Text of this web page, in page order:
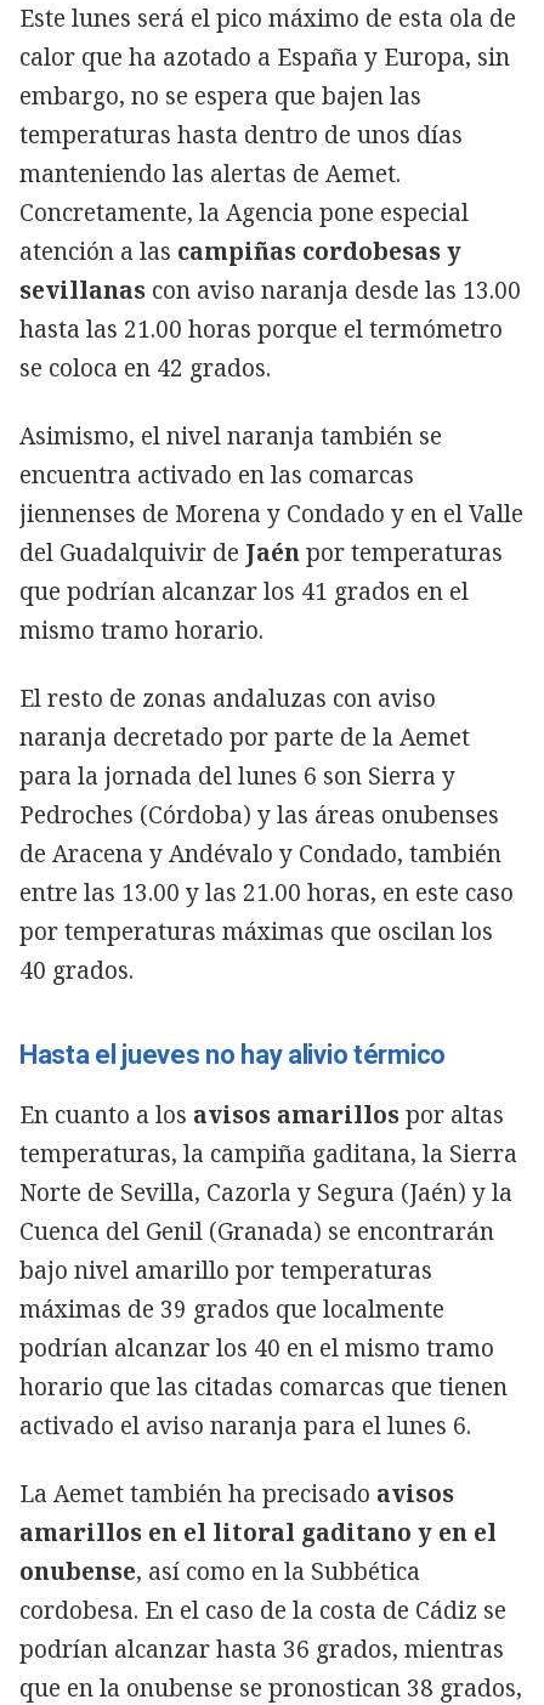
Este lunes será el pico máximo de esta ola de
calor que ha azotado a España y Europa, sin
embargo, no se espera que bajen las
temperaturas hasta dentro de unos días
manteniendo las alertas de Aemet.
Concretamente, la Agencia pone especial
atención a las campiñas cordobesas y
sevillanas con aviso naranja desde las 13.00
hasta las 21.00 horas porque el termómetro
se coloca en 42 grados.
Asimismo, el nivel naranja también se
encuentra activado en las comarcas
jiennenses de Morena y Condado y en el Valle
del Guadalquivir de Jaénpor temperaturas
que podrían alcanzar los 41 grados en el
mismo tramo horario.
El resto de zonas andaluzas con aviso
naranja decretado por parte de la Aemet
para la jornada del lunes 6 son Sierra y
Pedroches (Córdoba) y las áreas onubenses
de Aracena y Andévalo y Condado, también
entre las 13.00 y las 21.00 horas, en este caso
por temperaturas máximas que oscilan los
40 grados.
Hasta el jueves no hay alivio térmico
En cuanto a los avisos amarillospor altas
temperaturas, la campiña gaditana, la Sierra
Norte de Sevilla, Cazorla y Segura (Jaén) y la
Cuenca del Genil (Granada) se encontrarán
bajo nivel amarillo por temperaturas
máximas de 39 grados que localmente
podrían alcanzar los 40 en el mismo tramo
horario que las citadas comarcas que tienen
activado el aviso naranja para el lunes 6.
La Aemet también ha precisado avisos
amarillos en el litoral gaditano y en el
onubense, así como en la Subbética
cordobesa. En el caso de la costa de Cádiz se
podrían alcanzar hasta 36 grados, mientras
que en la onubense se pronostican 38 grados,